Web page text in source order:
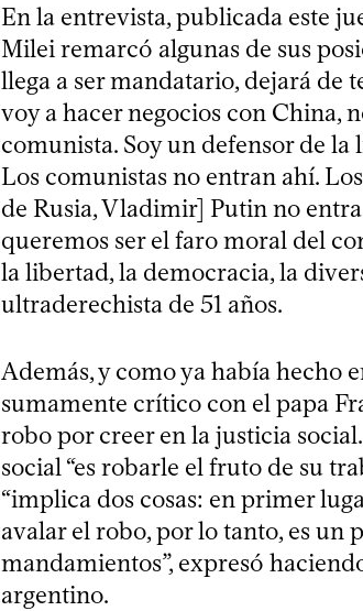
En la entrevista, publicada este
Milei remarcó algunas de sus
llega a ser mandatario, dejará de
voy a hacer negocios con China,
comunista. Soy un defensor de
Los comunistas no entran ahí.
de Rusia, Vladimir] Putin no
queremos ser el faro moral del
la libertad, la democracia, la
ultraderechista de 51 años.
Además, y como ya había hecho
sumamente crítico con el papa
robo por creer en la justicia
social “es robarle el fruto de su
“implica dos cosas: en primer
avalar el robo, por lo tanto, es un
mandamientos”, expresó
argentino.